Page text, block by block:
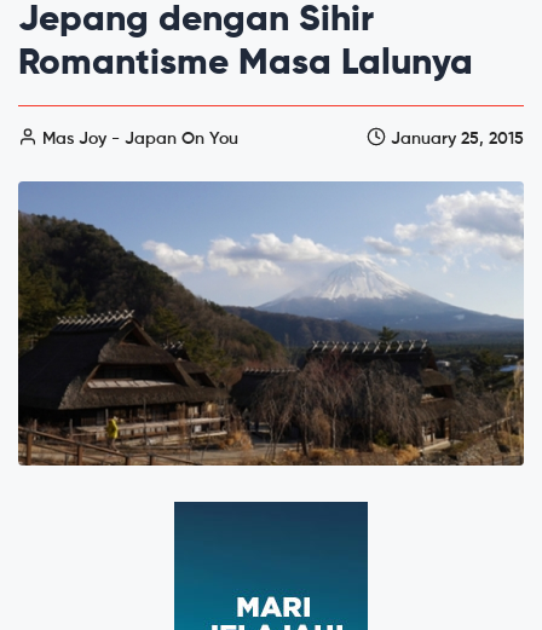
Jepang dengan Sihir
Romantisme Masa Lalunya
Mas Joy - Japan On You January 25, 2015